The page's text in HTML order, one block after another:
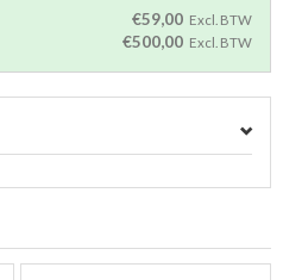
€59,00 Excl. BTW
€500,00 Excl. BTW